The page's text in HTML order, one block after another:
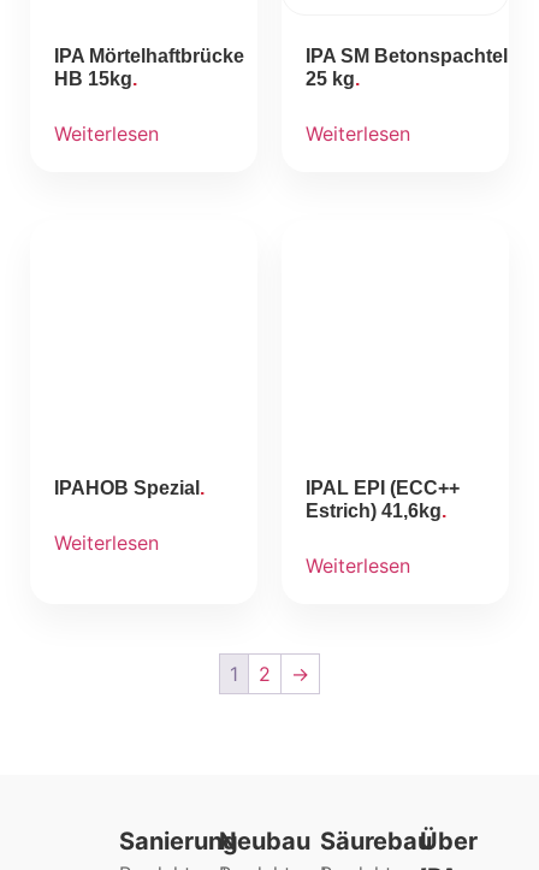
IPA Mörtelhaftbrücke
HB 15kg
Weiterlesen
IPA SM Betonspachtel
25 kg
Weiterlesen
IPAHOB Spezial
Weiterlesen
IPAL EPI (ECC++
Estrich) 41,6kg
Weiterlesen
1 2 →
SanierungNeubau SäurebauÜber